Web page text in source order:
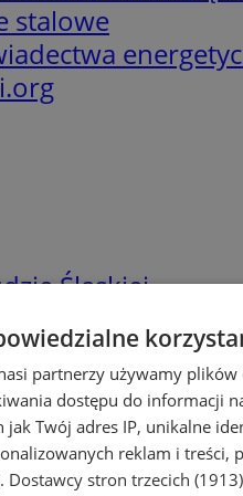
stalowe
Śląskiej
partnerzy używamy
dostępu do informacji
jak Twój adres IP, unikalne
reklam i treści,
Dostawcy stron trzecich (1913)